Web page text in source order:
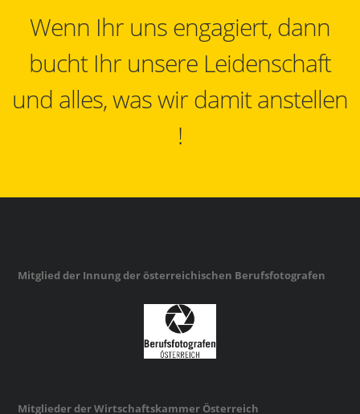
Wenn Ihr uns engagiert, dann
bucht Ihr unsere Leidenschaft
und alles, was wir damit anstellen
!
Mitglied der Innung der österreichischen Berufsfotografen
Mitglieder der Wirtschaftskammer Österreich